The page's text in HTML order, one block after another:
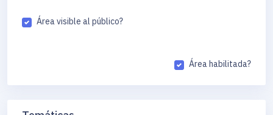
Área visible al público?
Área habilitada?